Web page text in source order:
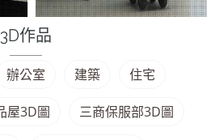
3D作品
辦公室 建築 住宅
屋3D圖 三商保服部3D圖